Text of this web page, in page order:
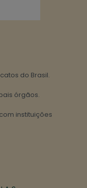
do Brasil.
órgãos.
instituições